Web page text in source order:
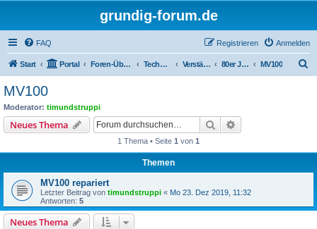
grundig-forum.de
FAQ Anmelden
Registrieren
Start Portal Foren-Übersicht Technik Foren Verstärker und Endstufen 80er Jahre (1980 - 1989) MV100
MV100
Moderator: timundstruppi
Neues Thema Suche
1 Thema • Seite 1 von 1
Themen
MV100 repariert
Letzter Beitrag von timundstruppi « Mo 23. Dez 2019, 11:32
Antworten: 5
Neues Thema